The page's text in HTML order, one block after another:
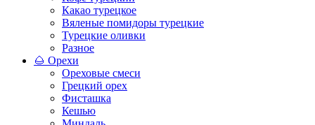
Какао турецкое
Вяленые помидоры турецкие
Турецкие оливки
Разное
🌰 Орехи
Ореховые смеси
Грецкий орех
Фисташка
Кешью